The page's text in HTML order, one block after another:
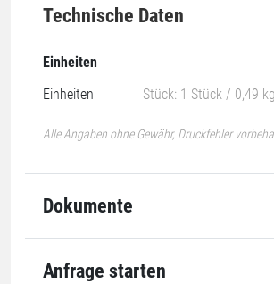
Technische Daten
Einheiten
Einheiten
Stück: 1 Stück / 0,49 kg
Alle Angaben ohne Gewähr, Druckfehler
Dokumente
Anfrage starten